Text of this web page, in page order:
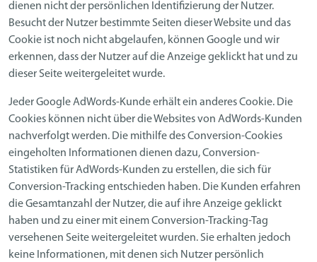
dienen nicht der persönlichen Identifizierung der Nutzer.
Besucht der Nutzer bestimmte Seiten dieser Website und das
Cookie ist noch nicht abgelaufen, können Google und wir
erkennen, dass der Nutzer auf die Anzeige geklickt hat und zu
dieser Seite weitergeleitet wurde.
Jeder Google AdWords-Kunde erhält ein anderes Cookie. Die
Cookies können nicht über die Websites von AdWords-Kunden
nachverfolgt werden. Die mithilfe des Conversion-Cookies
eingeholten Informationen dienen dazu, Conversion-
Statistiken für AdWords-Kunden zu erstellen, die sich für
Conversion-Tracking entschieden haben. Die Kunden erfahren
die Gesamtanzahl der Nutzer, die auf ihre Anzeige geklickt
haben und zu einer mit einem Conversion-Tracking-Tag
versehenen Seite weitergeleitet wurden. Sie erhalten jedoch
keine Informationen, mit denen sich Nutzer persönlich